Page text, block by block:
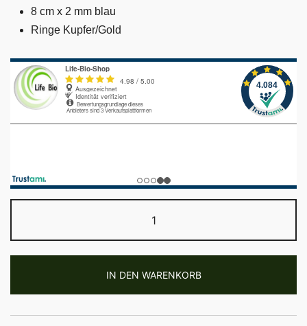
8 cm x 2 mm blau
Ringe Kupfer/Gold
02
Energie-
IN DEN WARENKORB